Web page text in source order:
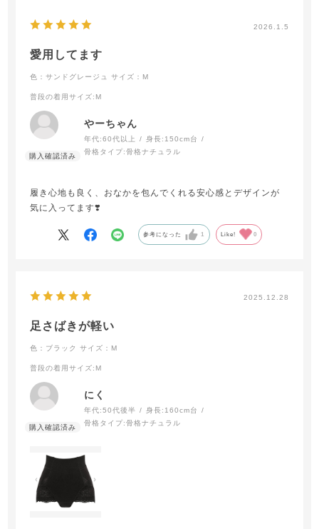
2026.1.5
愛用してます
色：サンドグレージュ サイズ：M
普段の着用サイズ :M
やーちゃん
年代:60代以上 身長: 150cm台
骨格タイプ:骨格ナチュラル
履き心地も良く、おなかを包んでくれる安心感とデザインが
気に入ってます❣️
参考になった 1 Like! 0
2025.12.28
足さばきが軽い
色：ブラック サイズ：M
普段の着用サイズ:M
にく
年代:50代後半 身長: 160cm台
骨格タイプ:骨格ナチュラル